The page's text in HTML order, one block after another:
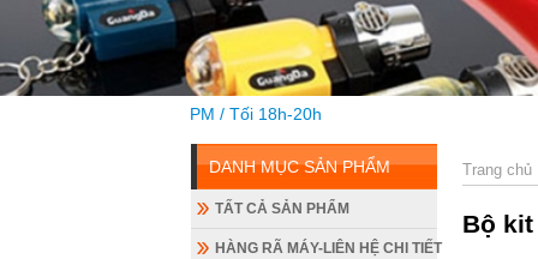
DANH MỤC SẢN PHẨM
TẤT CẢ SẢN PHẨM
HÀNG RÃ MÁY-LIÊN HỆ CHI TIẾT
Trang chủ
Bộ